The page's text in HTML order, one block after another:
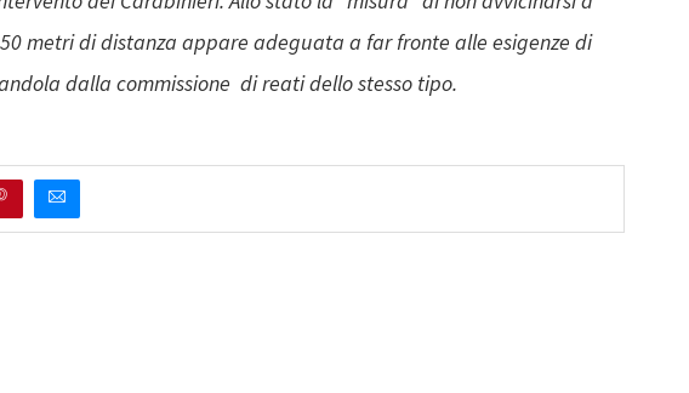
metri di distanza appare adeguata a far fronte alle esigenze di
dalla commissione di reati dello stesso tipo.